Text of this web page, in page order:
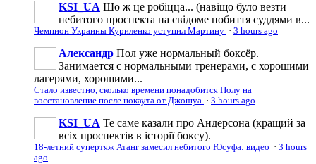
KSI_UA Шо ж це робіцца... (навіщо було везти
небитого проспекта на свідоме побиття суддями в...
Чемпион Украины Куриленко уступил Мартину · 3 hours ago
Александр Пол уже нормальный боксёр.
Занимается с нормальными тренерами, с хорошими
лагерями, хорошими...
Стало известно, сколько времени понадобится Полу на
восстановление после нокаута от Джошуа · 3 hours ago
KSI_UA Те саме казали про Андерсона (кращий за
всіх проспектів в історії боксу).
18-летний супертяж Атанг замесил небитого Юсуфа: видео · 3 hours
ago